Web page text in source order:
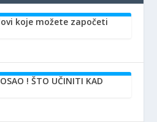
koje možete započeti
! ŠTO UČINITI KAD